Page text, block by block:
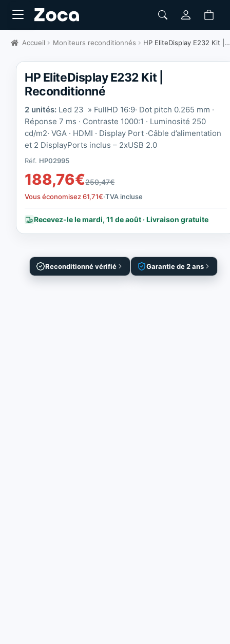
Accueil Moniteurs reconditionnés HP EliteDisplay E232 Kit | Reconditionné
Reconditionné vérifié Garantie de 2 ans
HP EliteDisplay E232 Kit |
Reconditionné
2 unités: Led 23 » FullHD 16:9· Dot pitch 0.265 mm ·
Réponse 7 ms · Contraste 1000:1 · Luminosité 250
cd/m2· VGA · HDMI · Display Port ·Câble d’alimentation
et 2 DisplayPorts inclus – 2xUSB 2.0
Réf. HP02995
188,76€250,47€
Vous économisez61,71€·TVA incluse
Recevez-le le mardi, 11 de août · Livraison gratuite